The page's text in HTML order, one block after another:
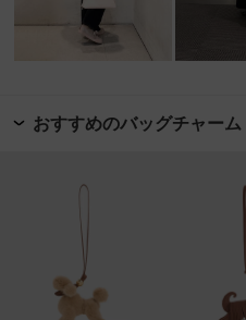
おすすめのバッグチャーム